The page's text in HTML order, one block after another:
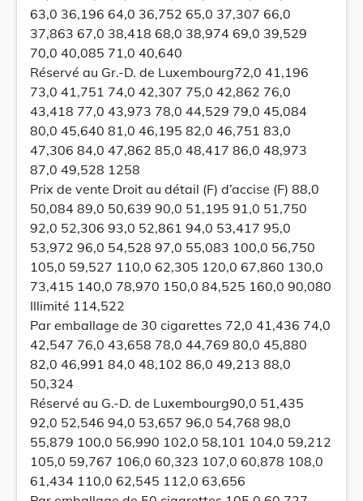
63,0 36,196 64,0 36,752 65,0 37,307 66,0
37,863 67,0 38,418 68,0 38,974 69,0 39,529
70,0 40,085 71,0 40,640
Réservé au Gr.-D. de Luxembourg72,0 41,196
73,0 41,751 74,0 42,307 75,0 42,862 76,0
43,418 77,0 43,973 78,0 44,529 79,0 45,084
80,0 45,640 81,0 46,195 82,0 46,751 83,0
47,306 84,0 47,862 85,0 48,417 86,0 48,973
87,0 49,528 1258
Prix de vente Droit au détail (F) d’accise (F) 88,0
50,084 89,0 50,639 90,0 51,195 91,0 51,750
92,0 52,306 93,0 52,861 94,0 53,417 95,0
53,972 96,0 54,528 97,0 55,083 100,0 56,750
105,0 59,527 110,0 62,305 120,0 67,860 130,0
73,415 140,0 78,970 150,0 84,525 160,0 90,080
Illimité 114,522
Par emballage de 30 cigarettes 72,0 41,436 74,0
42,547 76,0 43,658 78,0 44,769 80,0 45,880
82,0 46,991 84,0 48,102 86,0 49,213 88,0
50,324
Réservé au G.-D. de Luxembourg90,0 51,435
92,0 52,546 94,0 53,657 96,0 54,768 98,0
55,879 100,0 56,990 102,0 58,101 104,0 59,212
105,0 59,767 106,0 60,323 107,0 60,878 108,0
61,434 110,0 62,545 112,0 63,656